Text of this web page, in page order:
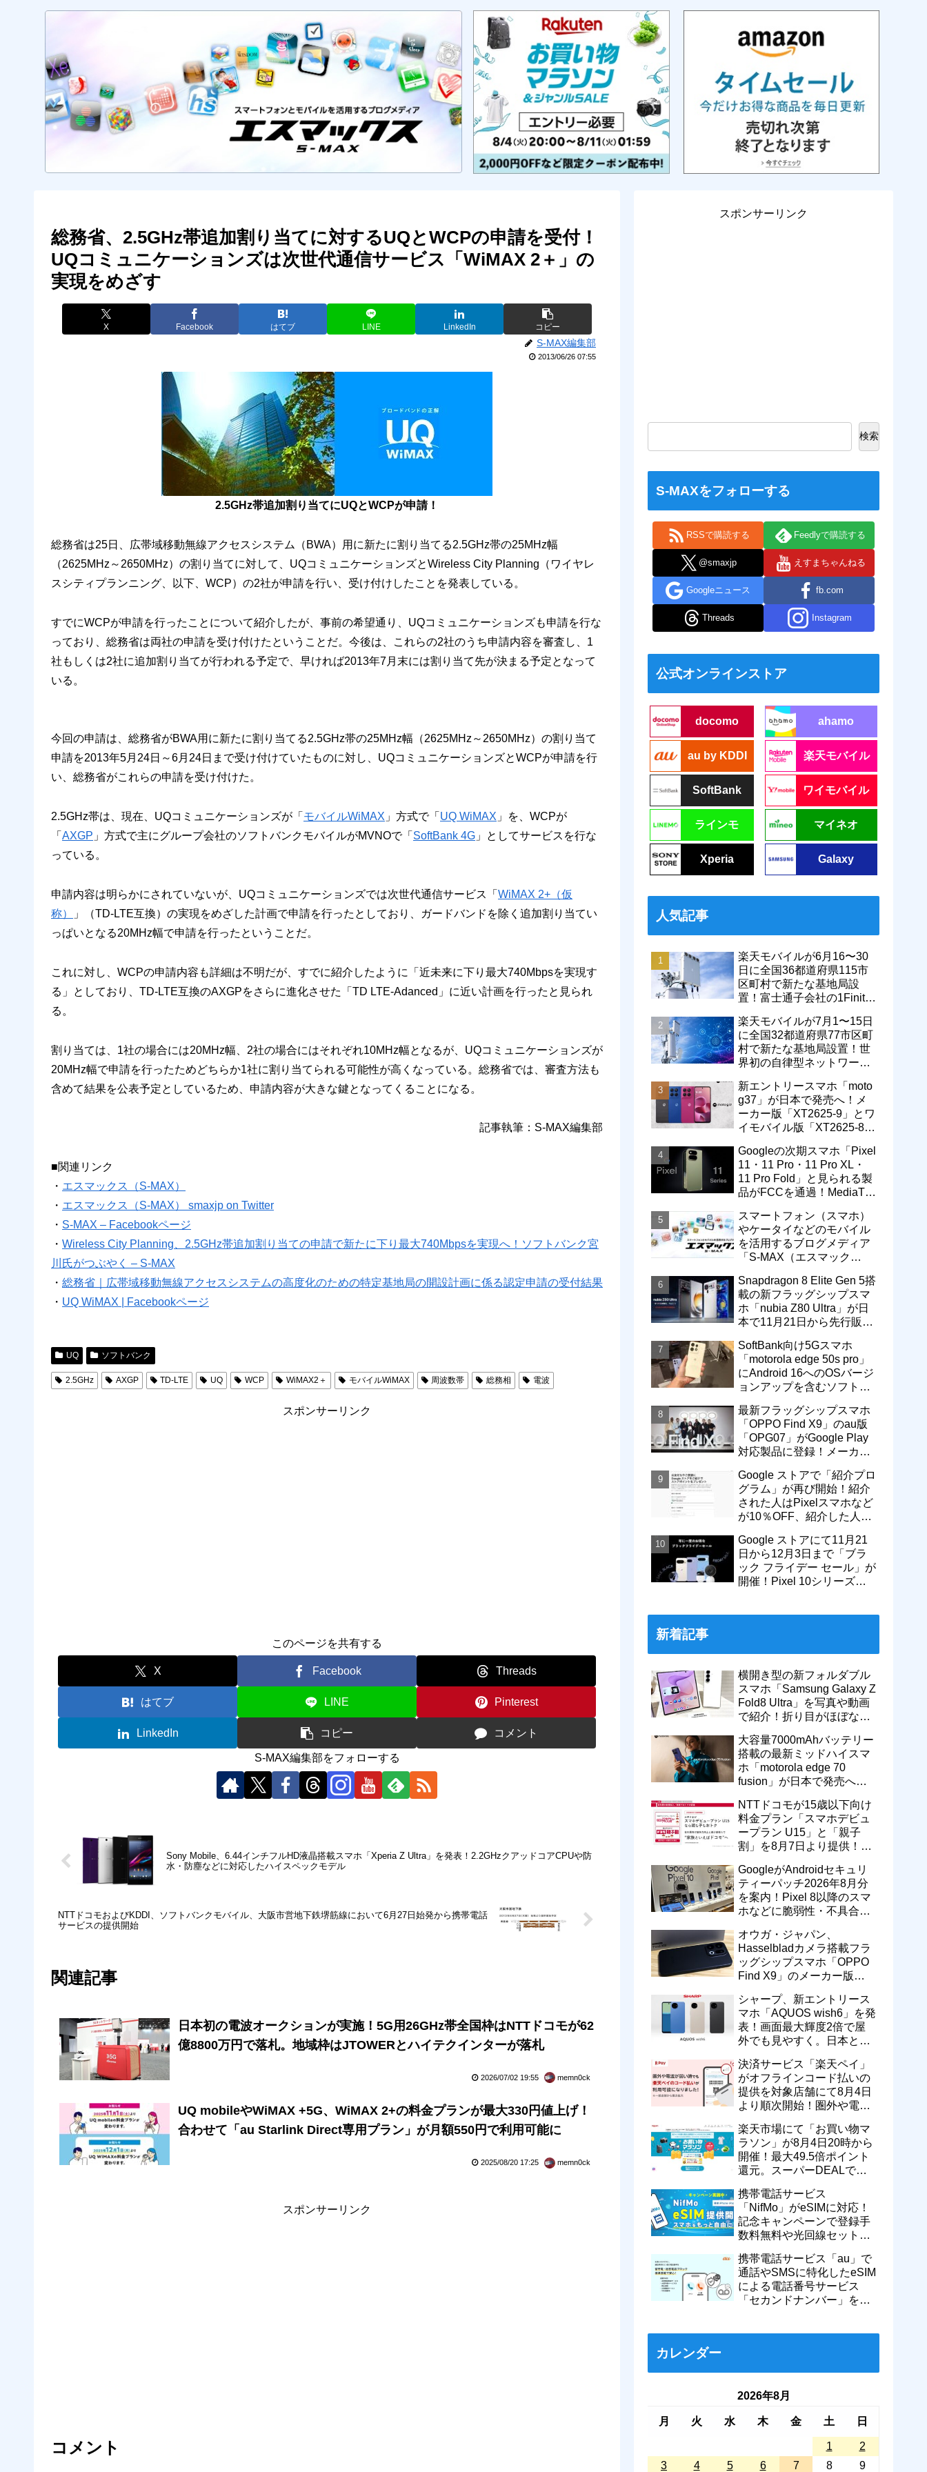
総務省、2.5GHz帯追加割り当てに対するUQとWCPの申請を受付！
UQコミュニケーションズは次世代通信サービス「WiMAX 2＋」の
実現をめざす
X Facebook はてブ LINE LinkedIn コピー
S-MAX編集部
2013/06/26 07:55
2.5GHz帯追加割り当てにUQとWCPが申請！
総務省は25日、広帯域移動無線アクセスシステム（BWA）用に新たに割り当てる2.5GHz帯の25MHz幅
（2625MHz～2650MHz）の割り当てに対して、UQコミュニケーションズとWireless City Planning（ワイヤレ
スシティプランニング、以下、WCP）の2社が申請を行い、受け付けしたことを発表している。
すでにWCPが申請を行ったことについて紹介したが、事前の希望通り、UQコミュニケーションズも申請を行な
っており、総務省は両社の申請を受け付けたということだ。今後は、これらの2社のうち申請内容を審査し、1
社もしくは2社に追加割り当てが行われる予定で、早ければ2013年7月末には割り当て先が決まる予定となって
いる。
今回の申請は、総務省がBWA用に新たに割り当てる2.5GHz帯の25MHz幅（2625MHz～2650MHz）の割り当て
申請を2013年5月24日～6月24日まで受け付けていたものに対し、UQコミュニケーションズとWCPが申請を行
い、総務省がこれらの申請を受け付けた。
2.5GHz帯は、現在、UQコミュニケーションズが「 モバイルWiMAX 」方式で「 UQ WiMAX 」を、WCPが
「 AXGP 」方式で主にグループ会社のソフトバンクモバイルがMVNOで「 SoftBank 4G 」としてサービスを行な
っている。
申請内容は明らかにされていないが、UQコミュニケーションズでは次世代通信サービス「 WiMAX 2+（仮
称）
」（TD-LTE互換）の実現をめざした計画で申請を行ったとしており、ガードバンドを除く追加割り当てい
っぱいとなる20MHz幅で申請を行ったということだ。
これに対し、WCPの申請内容も詳細は不明だが、すでに紹介したように「近未来に下り最大740Mbpsを実現す
る」としており、TD-LTE互換のAXGPをさらに進化させた「TD LTE-Adanced」に近い計画を行ったと見られ
る。
割り当ては、1社の場合には20MHz幅、2社の場合にはそれぞれ10MHz幅となるが、UQコミュニケーションズが
20MHz幅で申請を行ったためどちらか1社に割り当てられる可能性が高くなっている。総務省では、審査方法も
含めて結果を公表予定としているため、申請内容が大きな鍵となってくることになる。
記事執筆：S-MAX編集部
■関連リンク
・ エスマックス（S-MAX）
・ エスマックス（S-MAX） smaxjp on Twitter
・ S-MAX – Facebookページ
・ Wireless City Planning、2.5GHz帯追加割り当ての申請で新たに下り最大740Mbpsを実現へ！ソフトバンク宮
川氏がつぶやく – S-MAX
・ 総務省｜広帯域移動無線アクセスシステムの高度化のための特定基地局の開設計画に係る認定申請の受付結果
・ UQ WiMAX | Facebookページ
UQ ソフトバンク
2.5GHz AXGP TD-LTE UQ WCP WiMAX2＋ モバイルWiMAX 周波数帯 総務相 電波
スポンサーリンク
このページを共有する
X Facebook Threads
はてブ LINE Pinterest
LinkedIn コピー コメント
S-MAX編集部をフォローする
Sony Mobile、6.44インチフルHD液晶搭載スマホ「Xperia Z Ultra」を発表！2.2GHzクアッドコアCPUや防
水・防塵などに対応したハイスペックモデル
NTTドコモおよびKDDI、ソフトバンクモバイル、大阪市営地下鉄堺筋線において6月27日始発から携帯電話
サービスの提供開始
関連記事
日本初の電波オークションが実施！5G用26GHz帯全国枠はNTTドコモが62
億8800万円で落札。地域枠はJTOWERとハイテクインターが落札
2026/07/02 19:55 memn0ck
UQ mobileやWiMAX +5G、WiMAX 2+の料金プランが最大330円値上げ！
合わせて「au Starlink Direct専用プラン」が月額550円で利用可能に
2025/08/20 17:25 memn0ck
スポンサーリンク
コメント
スポンサーリンク
検索
S-MAXをフォローする
RSSで購読する Feedlyで購読する
@smaxjp えすまちゃんねる
Googleニュース fb.com
Threads Instagram
公式オンラインストア
docomo ahamo
au by KDDI 楽天モバイル
SoftBank ワイモバイル
ラインモ マイネオ
Xperia Galaxy
人気記事
楽天モバイルが6月16〜30
日に全国36都道府県115市
区町村で新たな基地局設
置！富士通子会社の1Finity
エリアが拡大
楽天モバイルが7月1〜15日
に全国32都道府県77市区町
村で新たな基地局設置！世
界初の自律型ネットワーク
通信品質も改善
新エントリースマホ「moto
g37」が日本で発売へ！メ
ーカー版「XT2625-9」とワ
イモバイル版「XT2625-8」
Googleの次期スマホ「Pixel
11・11 Pro・11 Pro XL・
11 Pro Fold」と見られる製
品がFCCを通過！MediaTek
スマートフォン（スマホ）
やケータイなどのモバイル
を活用するブログメディア
「S-MAX（エスマック
Snapdragon 8 Elite Gen 5搭
載の新フラッグシップスマ
ホ「nubia Z80 Ultra」が日
本で11月21日から先行販
SoftBank向け5Gスマホ
「motorola edge 50s pro」
にAndroid 16へのOSバージ
ョンアップを含むソフトウ
最新フラッグシップスマホ
「OPPO Find X9」のau版
「OPG07」がGoogle Play
対応製品に登録！メーカー
売へ
Google ストアで「紹介プロ
グラム」が再び開始！紹介
された人はPixelスマホなど
が10％OFF、紹介した人は
ト付与
Google ストアにて11月21
日から12月3日まで「ブラ
ック フライデー セール」が
開催！Pixel 10シリーズや
新着記事
横開き型の新フォルダブル
スマホ「Samsung Galaxy Z
Fold8 Ultra」を写真や動画
で紹介！折り目がほぼない
ト】
大容量7000mAhバッテリー
搭載の最新ミッドハイスマ
ホ「motorola edge 70
fusion」が日本で発売へ！
過
NTTドコモが15歳以下向け
料金プラン「スマホデビュ
ープラン U15」と「親子
割」を8月7日より提供！親
550円割引に
GoogleがAndroidセキュリ
ティーパッチ2026年8月分
を案内！Pixel 8以降のスマ
ホなどに脆弱性・不具合の
新が提供開始
オウガ・ジャパン、
Hasselbladカメラ搭載フラ
ッグシップスマホ「OPPO
Find X9」のメーカー版
げ！15万9800円に
シャープ、新エントリース
マホ「AQUOS wish6」を発
表！画面最大輝度2倍で屋
外でも見やすく。日本と台
売
決済サービス「楽天ペイ」
がオフラインコード払いの
提供を対象店舗にて8月4日
より順次開始！圏外や電波
に
楽天市場にて「お買い物マ
ラソン」が8月4日20時から
開催！最大49.5倍ポイント
還元。スーパーDEALで
など
携帯電話サービス
「NifMo」がeSIMに対応！
記念キャンペーンで登録手
数料無料や光回線セットで
770円割引に
携帯電話サービス「au」で
通話やSMSに特化したeSIM
による電話番号サービス
「セカンドナンバー」を提
カレンダー
2026年8月
月 火 水 木 金 土 日
1
2
3
4 5 6 7 8 9